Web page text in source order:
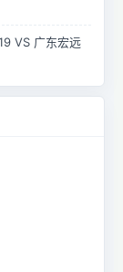
VS 广东宏远